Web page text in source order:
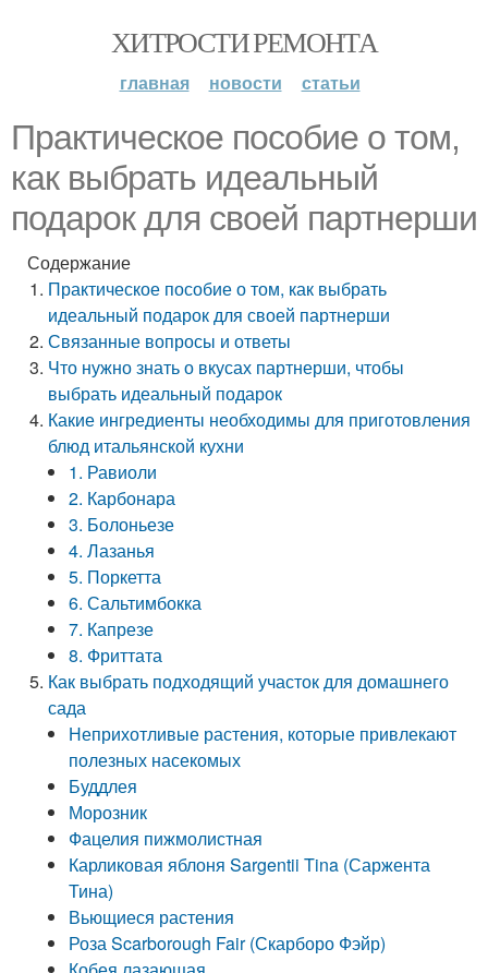
ХИТРОСТИ РЕМОНТА
главная новости статьи
Практическое пособие о том,
как выбрать идеальный
подарок для своей партнерши
Содержание
Практическое пособие о том, как выбрать
идеальный подарок для своей партнерши
Связанные вопросы и ответы
Что нужно знать о вкусах партнерши, чтобы
выбрать идеальный подарок
Какие ингредиенты необходимы для приготовления
блюд итальянской кухни
1. Равиоли
2. Карбонара
3. Болоньезе
4. Лазанья
5. Поркетта
6. Сальтимбокка
7. Капрезе
8. Фриттата
Как выбрать подходящий участок для домашнего
сада
Неприхотливые растения, которые привлекают
полезных насекомых
Буддлея
Морозник
Фацелия пижмолистная
Карликовая яблоня Sargentii Tina (Саржента
Тина)
Вьющиеся растения
Роза Scarborough Fair (Скарборо Фэйр)